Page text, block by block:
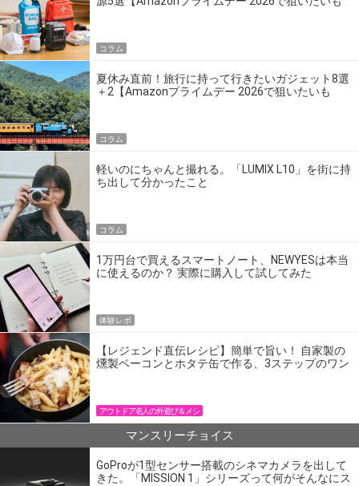
コラム
夏休み直前！旅行に持って行きたいガジェット8選
＋2【Amazonプライムデー 2026で狙いたいも
コラム
軽いのにちゃんと撮れる。「LUMIX L10」を街に持
ち出して分かったこと
コラム
1万円台で買えるスマートノート、NEWYESは本当
に使えるのか？ 実際に購入して試してみた
体験レポ
【レジェンド直伝レシピ】簡単で旨い！ 自家製の
燻製ベーコンとホタテ缶で作る、3ステップのワン
アウトドア名人の外遊び＆メシ
マンスリーチョイス
GoProが1型センサー搭載のシネマカメラを出して
きた。「MISSION 1」シリーズって何がそんなにス